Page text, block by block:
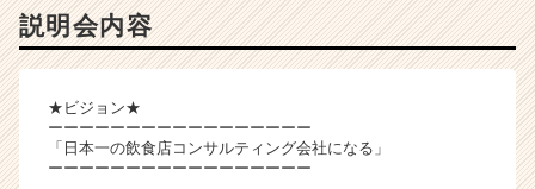
か
ら
カ
ウ
ト
説明会内容
★ビジョン★
ーーーーーーーーーーーーーーーーー
「日本一の飲食店コンサルティング会社になる」
ーーーーーーーーーーーーーーーーー